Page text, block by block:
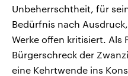
Unbeherrschtheit, für
Bedürfnis nach
Werke offen kritisiert. Als
Bürgerschreck der
eine Kehrtwende ins